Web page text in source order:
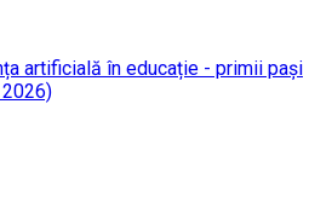
artificială în educație - primii pași